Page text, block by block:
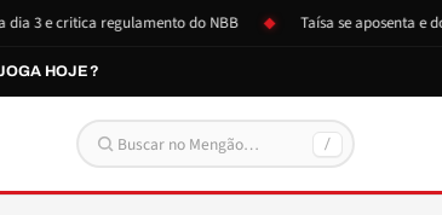
critica regulamento do NBB Taísa se aposenta e doa
HOJE?
Buscar por: /